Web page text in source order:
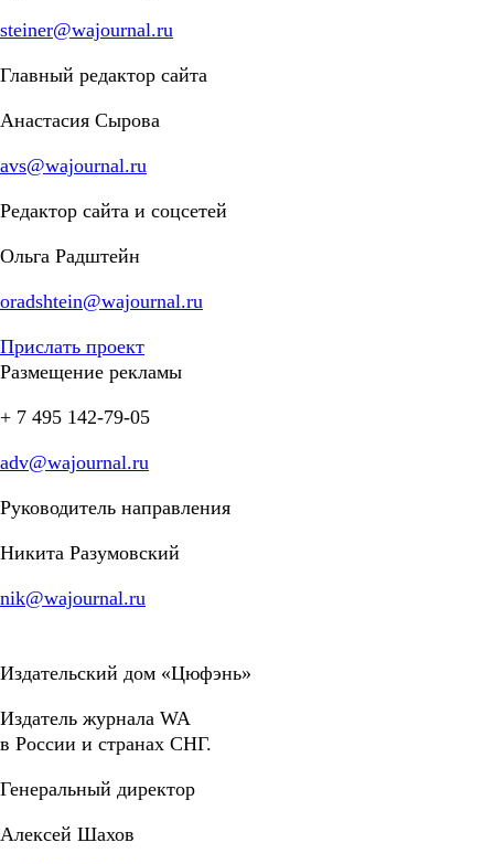
steiner@wajournal.ru
Главный редактор сайта
Анастасия Сырова
avs@wajournal.ru
Редактор сайта и соцсетей
Ольга Радштейн
oradshtein@wajournal.ru
Прислать проект
Размещение рекламы
+ 7 495 142-79-05
adv@wajournal.ru
Руководитель направления
Никита Разумовский
nik@wajournal.ru
Издательский дом «Цюфэнь»
Издатель журнала WA
в России и странах СНГ.
Генеральный директор
Алексей Шахов